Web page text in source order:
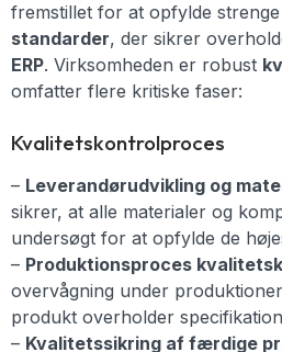
fremstillet for at opfylde
standarder, der sikrer
ERP. Virksomheden er robust
omfatter flere kritiske faser:
Kvalitetskontrolproces
– Leverandørudvikling og
sikrer, at alle materialer og
undersøgt for at opfylde de
– Produktionsproces
overvågning under
produkt overholder
– Kvalitetssikring af færdige